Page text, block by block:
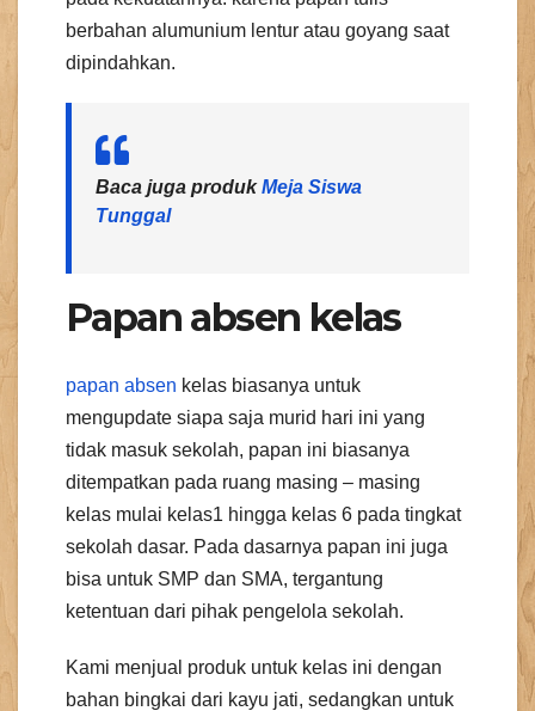
berbahan alumunium lentur atau goyang saat
dipindahkan.
Baca juga produkMeja Siswa
Tunggal
Papan absen kelas
papan absen kelas biasanya untuk
mengupdate siapa saja murid hari ini yang
tidak masuk sekolah, papan ini biasanya
ditempatkan pada ruang masing – masing
kelas mulai kelas1 hingga kelas 6 pada tingkat
sekolah dasar. Pada dasarnya papan ini juga
bisa untuk SMP dan SMA, tergantung
ketentuan dari pihak pengelola sekolah.
Kami menjual produk untuk kelas ini dengan
bahan bingkai dari kayu jati, sedangkan untuk